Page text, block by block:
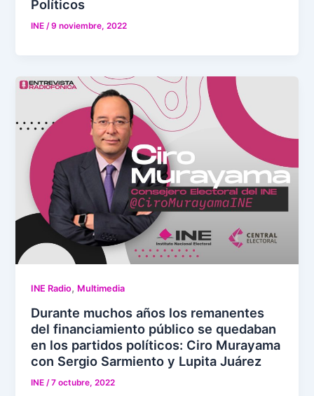
Políticos
INE /9 noviembre, 2022
INE Radio, Multimedia
Durante muchos años los remanentes
del financiamiento público se quedaban
en los partidos políticos: Ciro Murayama
con Sergio Sarmiento y Lupita Juárez
INE/7 octubre, 2022